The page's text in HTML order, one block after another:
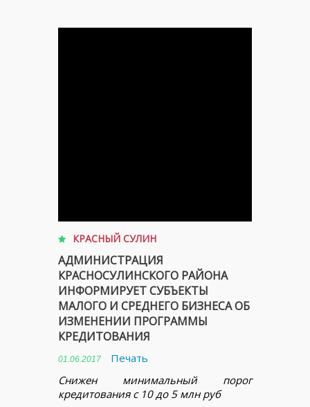
КРАСНЫЙ СУЛИН
АДМИНИСТРАЦИЯ
КРАСНОСУЛИНСКОГО РАЙОНА
ИНФОРМИРУЕТ СУБЪЕКТЫ
МАЛОГО И СРЕДНЕГО БИЗНЕСА ОБ
ИЗМЕНЕНИИ ПРОГРАММЫ
КРЕДИТОВАНИЯ
01.06.2017
Печать
Снижен минимальный порог
кредитования с 10 до 5 млн руб